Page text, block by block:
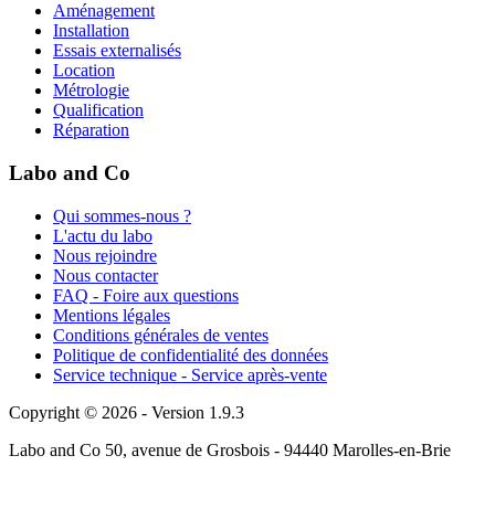
Aménagement
Installation
Essais externalisés
Location
Métrologie
Qualification
Réparation
Labo and Co
Qui sommes-nous ?
L'actu du labo
Nous rejoindre
Nous contacter
FAQ - Foire aux questions
Mentions légales
Conditions générales de ventes
Politique de confidentialité des données
Service technique - Service après-vente
Copyright © 2026 - Version 1.9.3
Labo and Co 50, avenue de Grosbois - 94440 Marolles-en-Brie